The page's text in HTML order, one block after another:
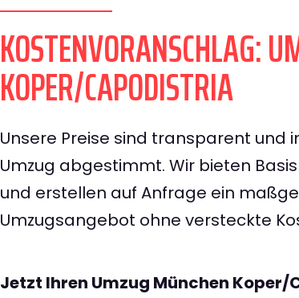
KOSTENVORANSCHLAG:
KOPER/CAPODISTRIA
Unsere Preise sind transparent und
Umzug abgestimmt. Wir bieten
und erstellen auf Anfrage ein
Umzugsangebot ohne versteckte
Jetzt Ihren Umzug München